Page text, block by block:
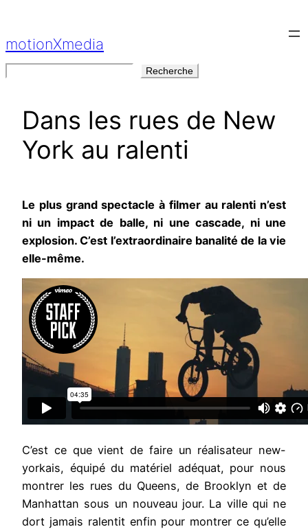
contenu
motionXmedia
Recherche
Dans les rues de New
York au ralenti
Le plus grand spectacle à filmer au ralenti n’est
ni un impact de balle, ni une cascade, ni une
explosion. C’est l’extraordinaire banalité de la vie
elle-même.
C’est ce que vient de faire un réalisateur new-
yorkais, équipé du matériel adéquat, pour nous
montrer les rues du Queens, de Brooklyn et de
Manhattan sous un nouveau jour. La ville qui ne
dort jamais ralentit enfin pour montrer ce qu’elle